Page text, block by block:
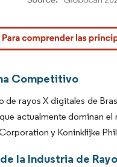
Intelligence. El uso requiere
Competitivo
de rayos X digitales de
actualmente dominan
y Koninklijke
la Industria de